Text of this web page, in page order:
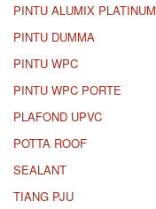
PINTU ALUMIX PLATINUM
PINTU DUMMA
PINTU WPC
PINTU WPC PORTE
PLAFOND UPVC
POTTA ROOF
SEALANT
TIANG PJU